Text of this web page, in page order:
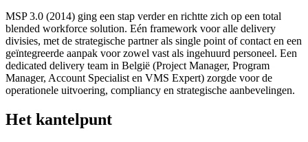
MSP 3.0 (2014) ging een stap verder en richtte zich op een total
blended workforce solution. Eén framework voor alle delivery
divisies, met de strategische partner als single point of contact en een
geïntegreerde aanpak voor zowel vast als ingehuurd personeel. Een
dedicated delivery team in België (Project Manager, Program
Manager, Account Specialist en VMS Expert) zorgde voor de
operationele uitvoering, compliancy en strategische aanbevelingen.
Het kantelpunt